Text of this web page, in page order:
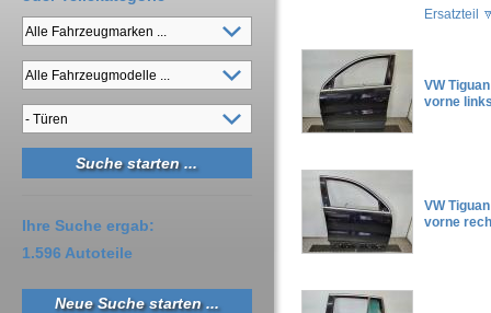
Ersatzteil
VW
vorne
VW
vorne
Ihre Suche ergab:
1.596 Autoteile
Neue Suche starten ...